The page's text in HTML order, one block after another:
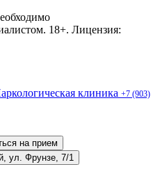
18+. Лицензия:
клиника +7 (903)
на прием
ул. Фрунзе, 7/1